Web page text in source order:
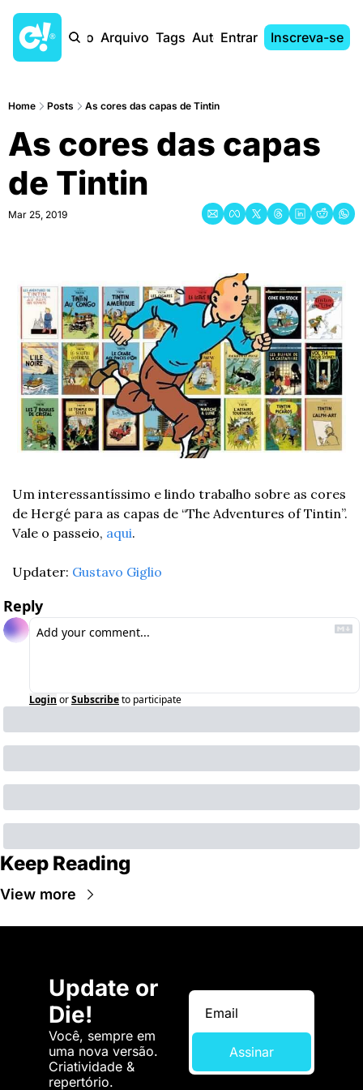
Início Arquivo Tags AutoresEntrar Inscreva-se
Home Posts As cores das capas de Tintin
As cores das capas
de Tintin
Mar 25, 2019
Um interessantíssimo e lindo trabalho sobre as cores
de Hergé para as capas de “The Adventures of Tintin”.
Vale o passeio, aqui.
Updater: Gustavo Giglio
Reply
Login orSubscribeto participate
Keep Reading
View more
Update or
Die!
Você, sempre em
uma nova versão.
Criatividade &
repertório.
Assinar